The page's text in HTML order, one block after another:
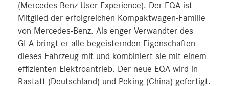
(Mercedes-Benz User Experience). Der EQA ist
Mitglied der erfolgreichen Kompaktwagen-Familie
von Mercedes-Benz. Als enger Verwandter des
GLA bringt er alle begeisternden Eigenschaften
dieses Fahrzeug mit und kombiniert sie mit einem
effizienten Elektroantrieb. Der neue EQA wird in
Rastatt (Deutschland) und Peking (China) gefertigt.